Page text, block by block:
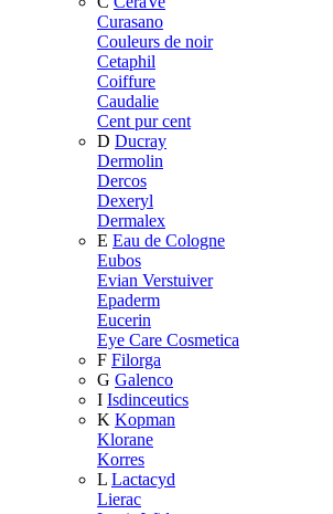
Curasano
Couleurs de noir
Cetaphil
Coiffure
Caudalie
Cent pur cent
D Ducray
Dermolin
Dercos
Dexeryl
Dermalex
E Eau de Cologne
Eubos
Evian Verstuiver
Epaderm
Eucerin
Eye Care Cosmetica
F Filorga
G Galenco
I Isdinceutics
K Kopman
Klorane
Korres
L Lactacyd
Lierac